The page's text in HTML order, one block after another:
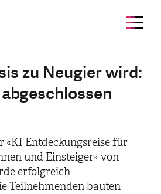
zu Neugier wird:
«KI Entdeckungsreise für
und Einsteiger» von
erfolgreich
Teilnehmenden bauten